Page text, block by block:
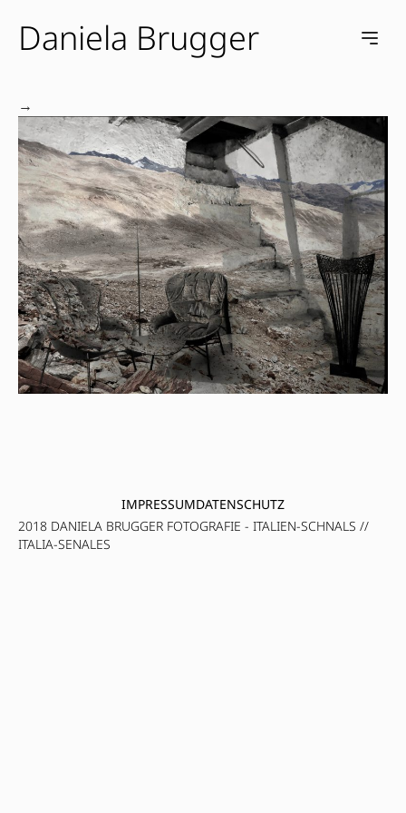
Daniela Brugger Open
menu
IMPRESSUMDATENSCHUTZ
2018 DANIELA BRUGGER FOTOGRAFIE - ITALIEN-SCHNALS //
ITALIA-SENALES